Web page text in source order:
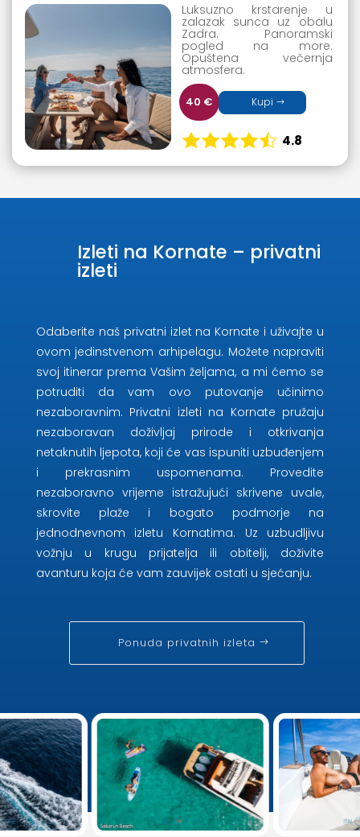
Luksuzno krstarenje u
zalazak sunca uz obalu
Zadra. Panoramski
pogled na more.
Opuštena večernja
atmosfera.
40 € Kupi
4.8
Izleti na Kornate – privatni
izleti
Odaberite naš privatni izlet na Kornate i uživajte u
ovom jedinstvenom arhipelagu. Možete napraviti
svoj itinerar prema Vašim željama, a mi ćemo se
potruditi da vam ovo putovanje učinimo
nezaboravnim. Privatni izleti na Kornate pružaju
nezaboravan doživljaj prirode i otkrivanja
netaknutih ljepota, koji će vas ispuniti uzbuđenjem
i prekrasnim uspomenama. Provedite
nezaboravno vrijeme istražujući skrivene uvale,
skrovite plaže i bogato podmorje na
jednodnevnom izletu Kornatima. Uz uzbudljivu
vožnju u krugu prijatelja ili obitelji, doživite
avanturu koja će vam zauvijek ostati u sjećanju.
Ponuda privatnih izleta